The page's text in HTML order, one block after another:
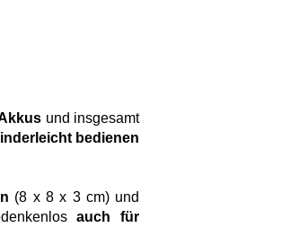
und insgesamt
bedienen
(8 x 8 x 3 cm) und
auch für